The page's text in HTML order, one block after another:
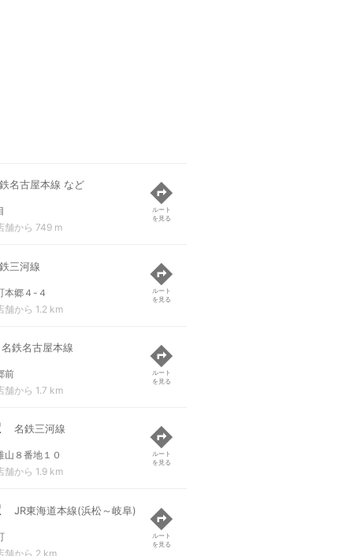
名古屋本線 など
舗から 749 m
ルート
を見る
三河線
本郷４-４
舗から 1.2 km
ルート
を見る
名鉄名古屋本線
前
舗から 1.7 km
ルート
を見る
名鉄三河線
山８番地１０
舗から 1.9 km
ルート
を見る
JR東海道本線(浜松～岐阜)
舗から 2 km
ルート
を見る